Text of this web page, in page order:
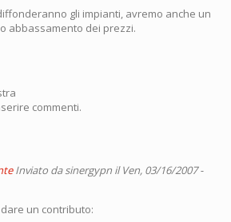
gli impianti, avremo anche un
abbassamento dei prezzi.
commenti.
Inviato da sinergypn il Ven, 03/16/2007 -
un contributo: